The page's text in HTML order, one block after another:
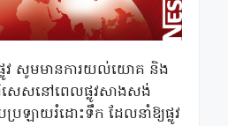
ផ្លូវ សូមមានការយល់យោគ និង
ពិសេសនៅពេលផ្លូវសាងសង់
រឡាយរំដោះទឹក ដែលនាំឱ្យផ្លូវ